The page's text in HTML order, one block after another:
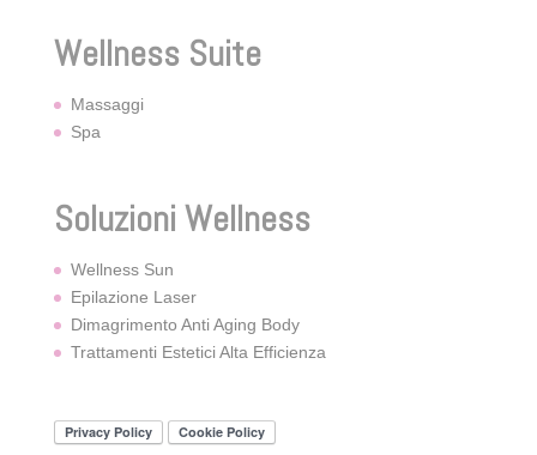
Wellness Suite
Massaggi
Spa
Soluzioni Wellness
Wellness Sun
Epilazione Laser
Dimagrimento Anti Aging Body
Trattamenti Estetici Alta Efficienza